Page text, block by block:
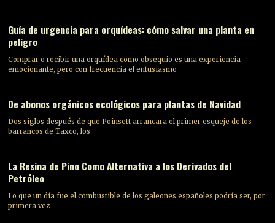
Guía de urgencia para orquídeas: cómo salvar una planta en
peligro
Comprar o recibir una orquídea como obsequio es una experiencia
emocionante, pero con frecuencia el entusiasmo
De abonos orgánicos ecológicos para plantas de Navidad
Dos siglos después de que Poinsett arrancara el primer esqueje de los
barrancos de Taxco, los
La Resina de Pino Como Alternativa a los Derivados del
Petróleo
Lo que un día fue el combustible de los galeones españoles podría ser, por
primera vez